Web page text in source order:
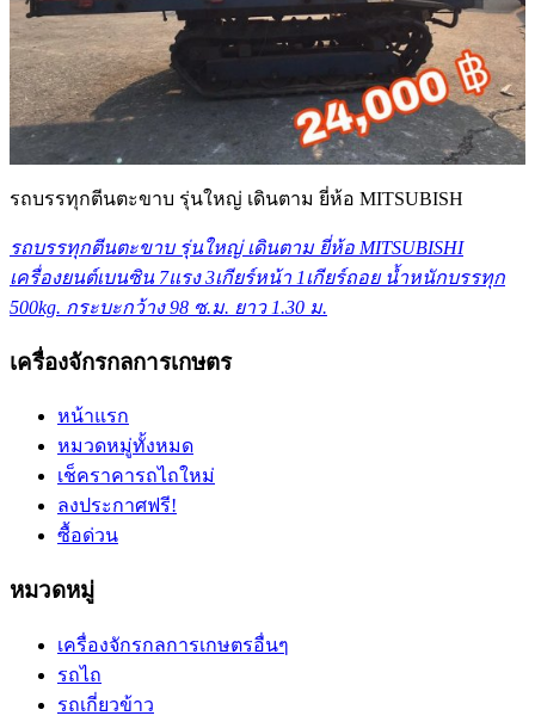
รถบรรทุกตีนตะขาบ รุ่นใหญ่ เดินตาม ยี่ห้อ MITSUBISH
รถบรรทุกตีนตะขาบ รุ่นใหญ่ เดินตาม ยี่ห้อ MITSUBISHI
เครื่องยนต์เบนซิน 7แรง 3เกียร์หน้า 1เกียร์ถอย น้ำหนักบรรทุก
500kg. กระบะกว้าง 98 ซ.ม. ยาว 1.30 ม.
เครื่องจักรกลการเกษตร
หน้าแรก
หมวดหมู่ทั้งหมด
เช็คราคารถไถใหม่
ลงประกาศฟรี!
ซื้อด่วน
หมวดหมู่
เครื่องจักรกลการเกษตรอื่นๆ
รถไถ
รถเกี่ยวข้าว